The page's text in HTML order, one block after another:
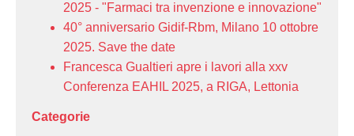
2025 - "Farmaci tra invenzione e innovazione"
40° anniversario Gidif-Rbm, Milano 10 ottobre
2025. Save the date
Francesca Gualtieri apre i lavori alla xxv
Conferenza EAHIL 2025, a RIGA, Lettonia
Categorie